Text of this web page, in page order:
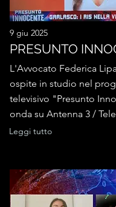
9 giu 2025
PRESUNTO
L'Avvocato Federica
ospite in studio nel
televisivo "Presunto
onda su Antenna 3 /
Leggi tutto